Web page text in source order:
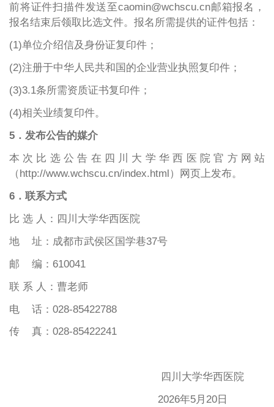
前将证件扫描件发送至caomin@wchscu.cn邮箱报名，
报名结束后领取比选文件。报名所需提供的证件包括：
(1)单位介绍信及身份证复印件；
(2)注册于中华人民共和国的企业营业执照复印件；
(3)3.1条所需资质证书复印件；
(4)相关业绩复印件。
5．发布公告的媒介
本次比选公告在四川大学华西医院官方网站
（http://www.wchscu.cn/index.html）网页上发布。
6．联系方式
比 选 人：四川大学华西医院
地 址：成都市武侯区国学巷37号
邮 编：610041
联 系 人： 曹老师
电
话： 028-85422788
传 真：028-85422241
四川大学华西医院
2026年5月20日